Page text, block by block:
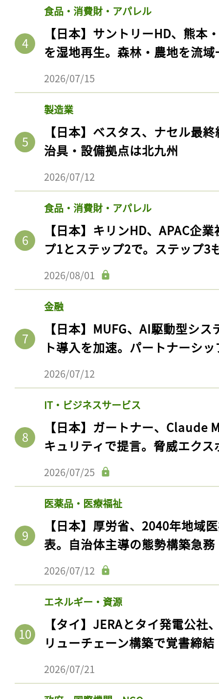
食品・消費財・アパレル
【日本】サントリーHD、熊本
を湿地再生。森林・農地を流
2026/07/15
製造業
【日本】ベスタス、ナセル最
治具・設備拠点は北九州
2026/07/12
食品・消費財・アパレル
【日本】キリンHD、APAC企
プ1とステップ2で。ステップ3
2026/08/01
金融
【日本】MUFG、AI駆動型シ
ト導入を加速。パートナーシ
2026/07/12
IT・ビジネスサービス
【日本】ガートナー、Claude
キュリティで提言。脅威エク
2026/07/25
医薬品・医療福祉
【日本】厚労省、2040年地域
表。自治体主導の態勢構築急務
2026/07/12
エネルギー・資源
【タイ】JERAとタイ発電公社
リューチェーン構築で覚書締結
2026/07/21